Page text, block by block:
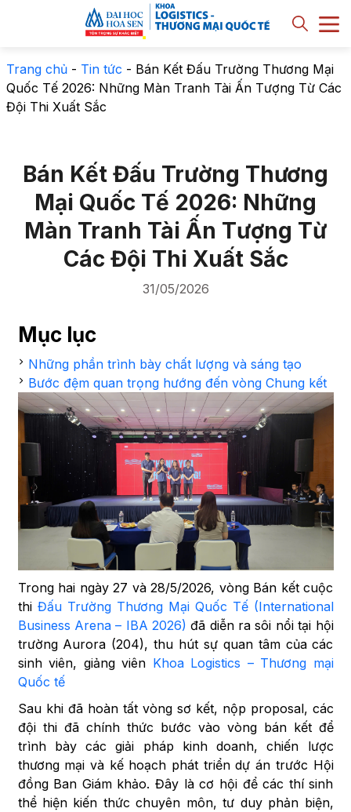
Trang chủ - Tin tức - Bán Kết Đấu Trường Thương Mại
Quốc Tế 2026: Những Màn Tranh Tài Ấn Tượng Từ Các
Đội Thi Xuất Sắc
Bán Kết Đấu Trường Thương
Mại Quốc Tế 2026: Những
Màn Tranh Tài Ấn Tượng Từ
Các Đội Thi Xuất Sắc
31/05/2026
Mục lục
Những phần trình bày chất lượng và sáng tạo
Bước đệm quan trọng hướng đến vòng Chung kết
Trong hai ngày 27 và 28/5/2026, vòng Bán kết cuộc
thi Đấu Trường Thương Mại Quốc Tế (International
Business Arena – IBA 2026) đã diễn ra sôi nổi tại hội
trường Aurora (204), thu hút sự quan tâm của các
sinh viên, giảng viên Khoa Logistics – Thương mại
Quốc tế
Sau khi đã hoàn tất vòng sơ kết, nộp proposal, các
đội thi đã chính thức bước vào vòng bán kết để
trình bày các giải pháp kinh doanh, chiến lược
thương mại và kế hoạch phát triển dự án trước Hội
đồng Ban Giám khảo. Đây là cơ hội để các thí sinh
thể hiện kiến thức chuyên môn, tư duy phản biện,